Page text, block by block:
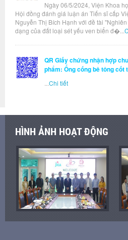
Ngày 06/5/2024, Viện Khoa
Hội đồng đánh giá luận án Tiến sĩ cấp
Nguyễn Thị Bích Hạnh với đề tài
dạng của đất loại sét yếu ven biển đ�...
QR Giấy chứng nhận hợp
phẩm: Ống cống bê tông
Chi tiết
HÌNH ẢNH HOẠT ĐỘNG